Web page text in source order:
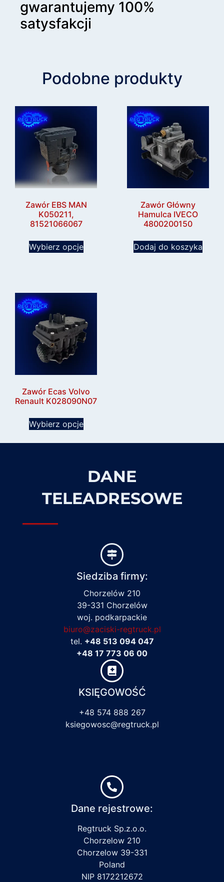
gwarantujemy 100%
satysfakcji
Podobne produkty
Zawór EBS MAN
K050211,
81521066067
Wybierz opcje
Zawór Główny
Hamulca IVECO
4800200150
Dodaj do koszyka
Zawór Ecas Volvo
Renault K028090N07
Wybierz opcje
DANE
TELEADRESOWE
Siedziba firmy:
Chorzelów 210
39-331 Chorzelów
woj. podkarpackie
biuro@zaciski-regtruck.pl
tel. +48 513 094 047
+48 17 773 06 00
KSIĘGOWOŚĆ
+48 574 888 267
ksiegowosc@regtruck.pl
Dane rejestrowe:
Regtruck Sp.z.o.o.
Chorzelow 210
Chorzelow 39-331
Poland
NIP 8172212672